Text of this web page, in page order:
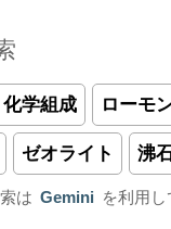
化学組成 ローモ
ゼオライト 沸
は Gemini
を利用